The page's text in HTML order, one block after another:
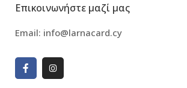
Επικοινωνήστε μαζί μας
Email: info@larnacard.cy